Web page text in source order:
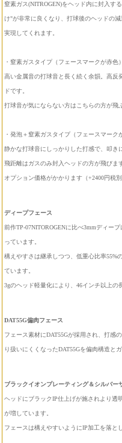
窒素ガス(NITROGEN)をヘッド内に封入す
け"が非常に良くなり、打球後のヘッドの
実現してくれます。
・窒素ガスタイプ（フェースマークが赤色）
高い金属音の打球音と長く続く余韻。高反
ドです。
打球音が気にならない方はこちらの方が飛
・発泡＋窒素ガスタイプ（フェースマーク
静かな打球音にしっかりした打感で、叩き
飛距離はガスのみ封入ヘッドの方が飛びま
オプション価格がかかります（+2400円税別
ディープフェース
前作TP-07NITOROGENに比べ3mmディー
っています。
構えやすさは継承しつつ、低重心比率55%
ています。
3gのヘッド軽量化により、46インチ以上の
DAT55G偏肉フェース
フェース素材にDAT55Gが採用され、打感
り扱いにくくなったDAT55Gを偏肉構造と
ブラックイオンプレーティング＆シルバー
ヘッドにブラックIP仕上げが施されより透
が増しています。
フェースは構えやすいようにIP加工を落と